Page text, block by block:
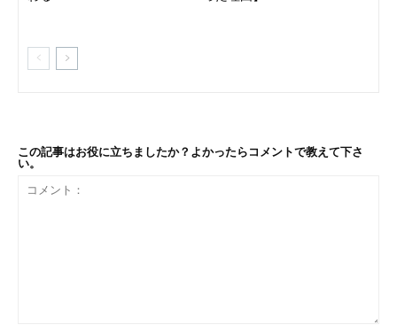
この記事はお役に立ちましたか？よかったらコメントで教えて下さ
い。